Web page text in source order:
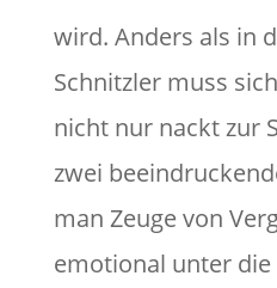
wird. Anders als in
Schnitzler muss
nicht nur nackt zur
zwei
man Zeuge von
emotional unter